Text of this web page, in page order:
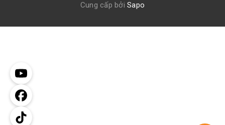
Cung cấp bởiSapo